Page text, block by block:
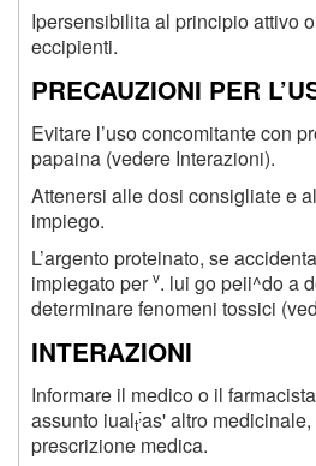
Ipersensibilita al principio attivo
eccipienti.
PRECAUZIONI PER
Evitare l’uso concomitante con
papaina (vedere Interazioni).
Attenersi alle dosi consigliate e
impiego.
L’argento proteinato, se
impiegato perv. lui go peii^do a
determinare fenomeni tossici
INTERAZIONI
Informare il medico o il
assunto iualt
;as' altro
prescrizione medica.